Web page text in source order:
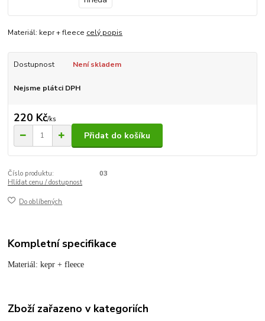
Materiál: kepr + fleece celý popis
Dostupnost Není skladem
Nejsme plátci DPH
220 Kč/ks
Přidat do košíku
Číslo produktu:
03
Hlídat cenu / dostupnost
Do oblíbených
Kompletní specifikace
Materiál: kepr + fleece
Zboží zařazeno v kategoriích